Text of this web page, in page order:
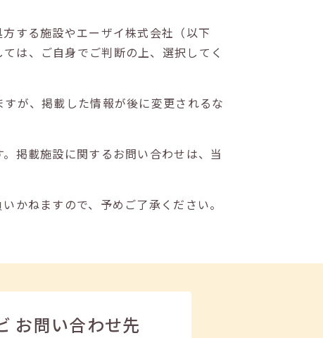
する施設やエーザイ株式会社（以下
は、ご自身でご判断の上、選択してく
が、掲載した情報が後に変更されるな
掲載施設に関するお問い合わせは、当
かねますので、予めご了承ください。
お問い合わせ先